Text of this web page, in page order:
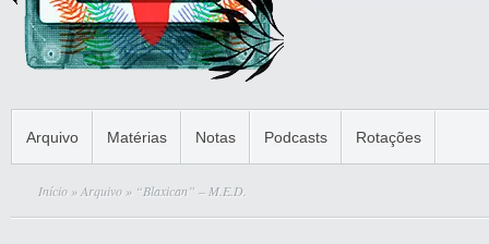
Arquivo Matérias Notas Podcasts Rotações
Início »Arquivo » “Blaxican” – M.E.D.